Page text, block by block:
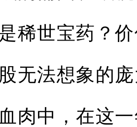
稀世宝药？
无法想象的
肉中，在这